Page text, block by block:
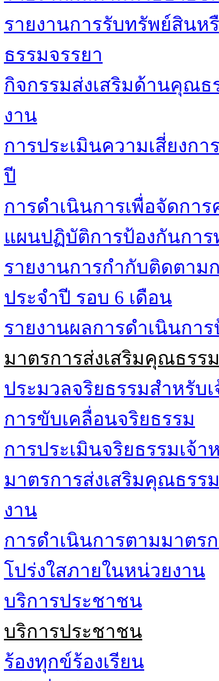
รายงานการรับทรัพย์สินห
ธรรมจรรยา
กิจกรรมส่งเสริมด้านคุณธ
งาน
การประเมินความเสี่ยงก
ปี
การดำเนินการเพื่อจัดกา
แผนปฏิบัติการป้องกันการ
รายงานการกำกับติดตาม
ประจำปี รอบ 6 เดือน
รายงานผลการดำเนินกา
มาตรการส่งเสริมคุณธรร
ประมวลจริยธรรมสำหรับ
การขับเคลื่อนจริยธรรม
การประเมินจริยธรรมเจ้
มาตรการส่งเสริมคุณธรร
งาน
การดำเนินการตามมาตร
โปร่งใสภายในหน่วยงาน
บริการประชาชน
บริการประชาชน
ร้องทุกข์ร้องเรียน